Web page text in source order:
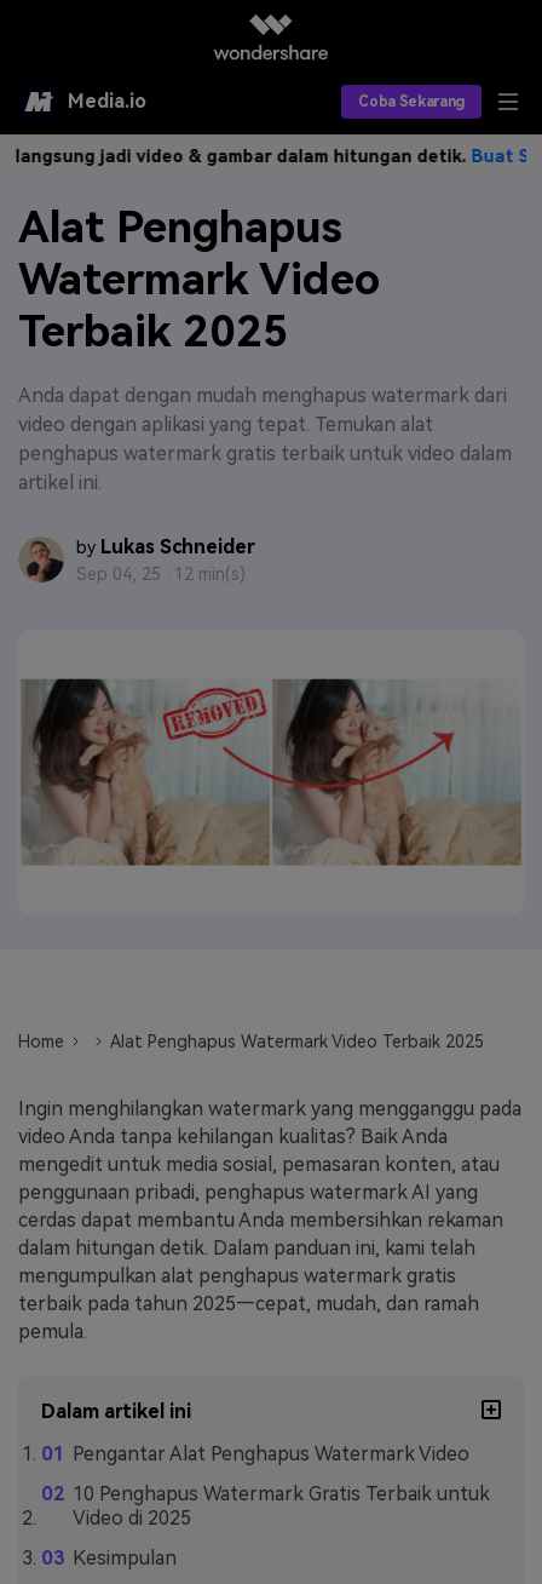
Media.io Coba Sekarang
Alat AI
AI Video
AI Gambar
AI Audio
Model AI yang Didukung
Produk AI
Asisten Video AI
Editor Video AI
Editor Gambar AI
Editor Audio AI
Find More Solutions >>
Efek AI
Efek Video
Efek Foto
Sumber Daya
Panduan Pengguna Apa yang Baru
Tips & Tutorial AI
Postingan Terbaru
Jelajahi Lebih Banyak >>
Harga
Veo3
jadi video & gambar dalam hitungan detik.Buat Sekarang>>
Alat Penghapus
Watermark Video
Terbaik 2025
Anda dapat dengan mudah menghapus watermark dari
video dengan aplikasi yang tepat. Temukan alat
penghapus watermark gratis terbaik untuk video dalam
artikel ini.
by Lukas Schneider
Sep 04, 25 · 12 min(s)
Home Alat Penghapus Watermark Video Terbaik 2025
Ingin menghilangkan watermark yang mengganggu pada
video Anda tanpa kehilangan kualitas? Baik Anda
mengedit untuk media sosial, pemasaran konten, atau
penggunaan pribadi, penghapus watermark AI yang
cerdas dapat membantu Anda membersihkan rekaman
dalam hitungan detik. Dalam panduan ini, kami telah
mengumpulkan alat penghapus watermark gratis
terbaik pada tahun 2025—cepat, mudah, dan ramah
pemula.
Dalam artikel ini
Pengantar Alat Penghapus Watermark Video
10 Penghapus Watermark Gratis Terbaik untuk
Video di 2025
Kesimpulan